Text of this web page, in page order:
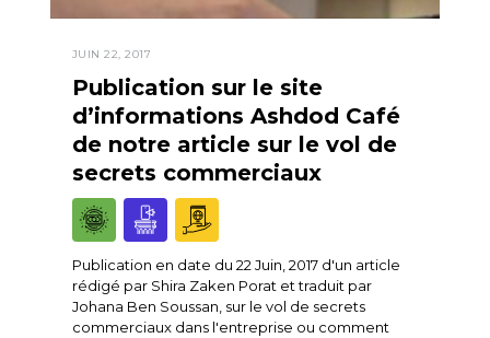
JUIN 22, 2017
Publication sur le site
d’informations Ashdod Café
de notre article sur le vol de
secrets commerciaux
Publication en date du 22 Juin, 2017 d'un article
rédigé par Shira Zaken Porat et traduit par
Johana Ben Soussan, sur le vol de secrets
commerciaux dans l'entreprise ou comment